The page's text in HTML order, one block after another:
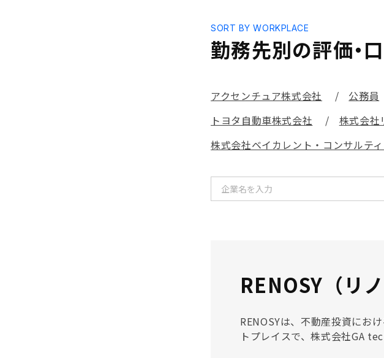
勤務先別の評価・
SORT BY WORKPLACE
アクセンチュア株式会社 公務員
トヨタ自動車株式会社
株式会社
株式会社ベイカレント・コンサルテ
RENOSY（リ
RENOSYは、不動産投資にお
トプレイスで、株式会社GA